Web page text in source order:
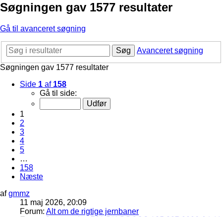
Søgningen gav 1577 resultater
Gå til avanceret søgning
Søg
Avanceret søgning
Søgningen gav 1577 resultater
Side 1 af 158
Gå til side:
1
2
3
4
5
…
158
Næste
afgmmz
11 maj 2026, 20:09
Forum: Alt om de rigtige jernbaner